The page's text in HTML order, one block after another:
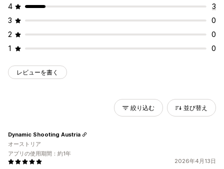
4
3
3
0
2
0
1
0
レビューを書く
絞り込む 並び替え
2026年4月13日
Dynamic Shooting Austria
オーストリア
アプリの使用期間：約1年